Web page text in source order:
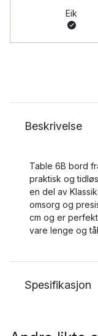
Eik
Beskrivelse
Table 6B bord
praktisk og
en del av
omsorg og
cm og er
vare lenge og
Spesifikasjon